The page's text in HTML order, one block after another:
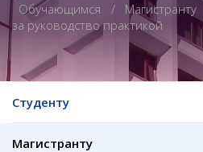
Обучающимся Магистранту
за руководство практикой
Студенту
Магистранту